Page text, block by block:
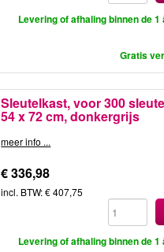
Levering of afhaling binnen de
Gratis
Sleutelkast, voor 300
54 x 72 cm, donkergrijs
meer info ...
€ 336,98
incl. BTW: € 407,75
Levering of afhaling binnen de